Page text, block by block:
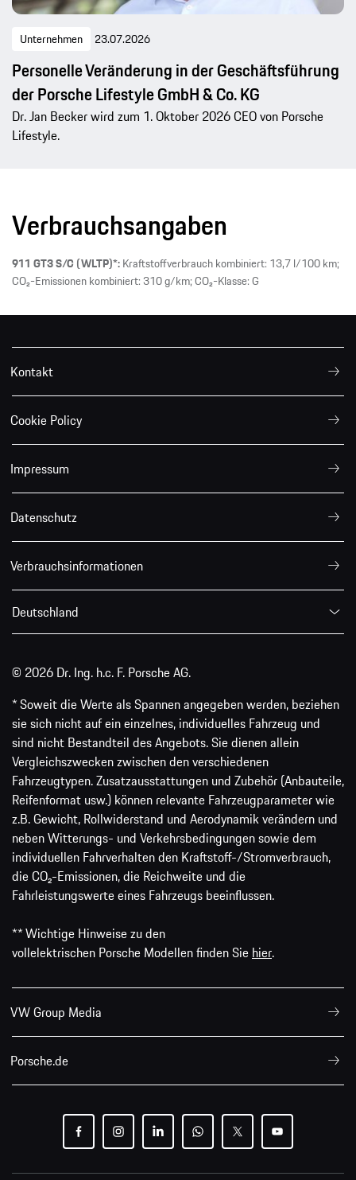
Unternehmen 23.07.2026
Personelle Veränderung in der Geschäftsführung
der Porsche Lifestyle GmbH & Co. KG
Dr. Jan Becker wird zum 1. Oktober 2026 CEO von Porsche
Lifestyle.
Verbrauchsangaben
911 GT3 S/C (WLTP)*:Kraftstoffverbrauch kombiniert: 13,7 l/100 km;
CO₂-Emissionen kombiniert: 310 g/km; CO₂-Klasse: G
Kontakt
Cookie Policy
Impressum
Datenschutz
Verbrauchsinformationen
Deutschland
© 2026 Dr. Ing. h.c. F. Porsche AG.
* Soweit die Werte als Spannen angegeben werden, beziehen
sie sich nicht auf ein einzelnes, individuelles Fahrzeug und
sind nicht Bestandteil des Angebots. Sie dienen allein
Vergleichszwecken zwischen den verschiedenen
Fahrzeugtypen. Zusatzausstattungen und Zubehör (Anbauteile,
Reifenformat usw.) können relevante Fahrzeugparameter wie
z.B. Gewicht, Rollwiderstand und Aerodynamik verändern und
neben Witterungs- und Verkehrsbedingungen sowie dem
individuellen Fahrverhalten den Kraftstoff-/Stromverbrauch,
die CO₂-Emissionen, die Reichweite und die
Fahrleistungswerte eines Fahrzeugs beeinflussen.
** Wichtige Hinweise zu den
vollelektrischen Porsche Modellen finden Sie hier.
VW Group Media
Porsche.de